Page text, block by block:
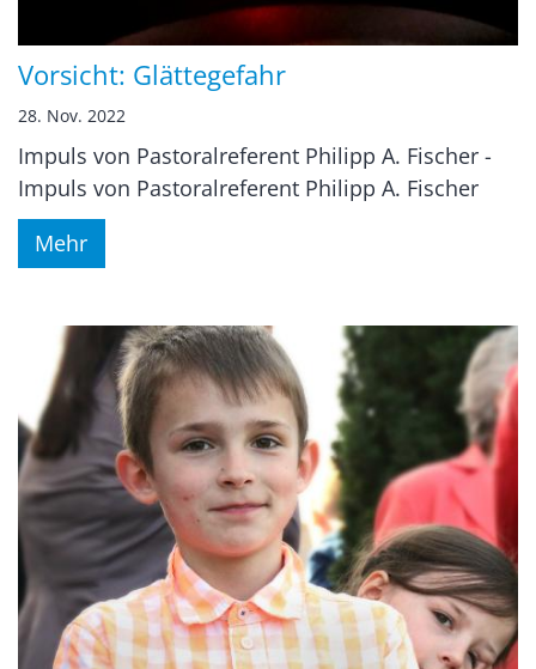
Vorsicht: Glättegefahr
28. Nov. 2022
Impuls von Pastoralreferent Philipp A. Fischer -
Impuls von Pastoralreferent Philipp A. Fischer
Mehr